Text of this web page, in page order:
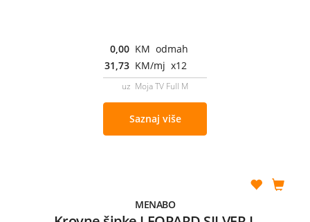
0,00 KM odmah
31,73 KM/mj x12
uz Moja TV Full M
Saznaj više
MENABO